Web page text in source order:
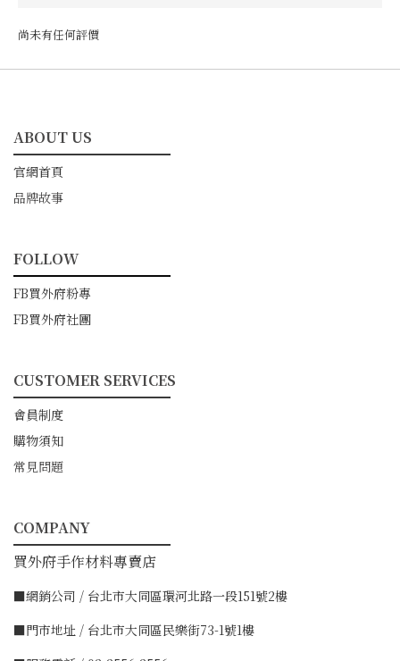
尚未有任何評價
ABOUT US
━━━━━━━━━━━
官網首頁
品牌故事
FOLLOW
━━━━━━━━━━━
FB買外府粉專
FB買外府社團
CUSTOMER SERVICES
━━━━━━━━━━━
會員制度
購物須知
常見問題
COMPANY
━━━━━━━━━━━
買外府手作材料專賣店
■網銷公司 / 台北市大同區環河北路一段151號2樓
■門市地址 / 台北市大同區民樂街73-1號1樓